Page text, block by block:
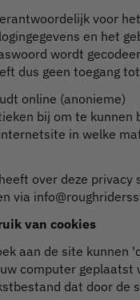
voor
en het
wordt
dus geen toegang
online (anonieme)
bij om te kunnen
in welke
over deze privacy
via
van cookies
aan de site kunnen
computer geplaatst
dat door de